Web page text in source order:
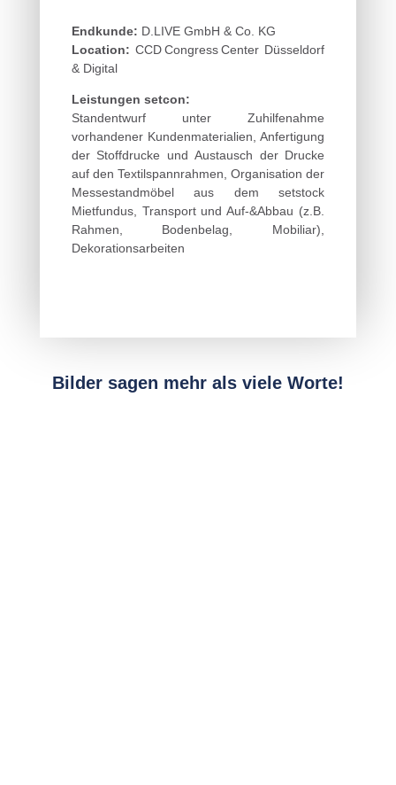
Endkunde: D.LIVE GmbH & Co. KG
Location: CCD Congress Center Düsseldorf
& Digital
Leistungen setcon:
Standentwurf unter Zuhilfenahme
vorhandener Kundenmaterialien, Anfertigung
der Stoffdrucke und Austausch der Drucke
auf den Textilspannrahmen, Organisation der
Messestandmöbel aus dem setstock
Mietfundus, Transport und Auf-&Abbau (z.B.
Rahmen, Bodenbelag, Mobiliar),
Dekorationsarbeiten
Bilder sagen mehr als viele Worte!